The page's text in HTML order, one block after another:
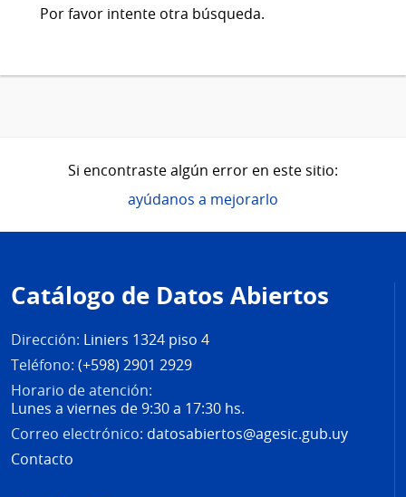
Por favor intente otra búsqueda.
Si encontraste algún error en este sitio:
ayúdanos a mejorarlo
de
página
Catálogo de Datos Abiertos
Dirección: Liniers 1324 piso 4
Teléfono: (+598) 2901 2929
Horario de atención:
Lunes a viernes de 9:30 a 17:30 hs.
Correo electrónico: datosabiertos@agesic.gub.uy
Contacto